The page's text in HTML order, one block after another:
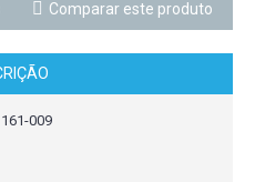
Comparar este produto
009